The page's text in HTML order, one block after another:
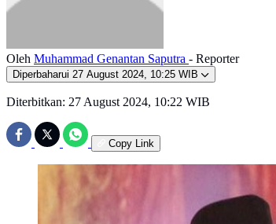
Oleh Muhammad Genantan Saputra - Reporter
Diperbaharui 27 August 2024, 10:25 WIB
Diterbitkan: 27 August 2024, 10:22 WIB
Copy Link